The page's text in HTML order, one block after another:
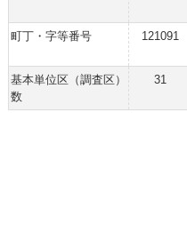
町丁・字等番号 121091
基本単位区（調査区）
数
31